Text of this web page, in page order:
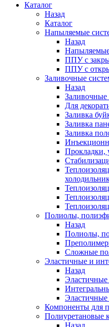
Каталог
Назад
Каталог
Напыляемые
Назад
ППУ с
ППУ с
Заливочные
Назад
Заливочные
Для
Заливка
Заливка
Заливка
Прокладки,
Полиолы,
Назад
Полиолы,
Сложные
Эластичные и
Назад
Эластичные
Компоненты для
Полиуретановые
Назад